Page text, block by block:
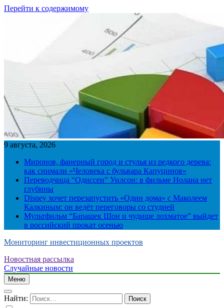
Перейти к содержимому
9 августа, 2026
Миронов, фанерный город и стулья из редкого дерева:
как снимали «Человека с бульвара Капуцинов»
Переводчица “Одиссеи” Уилсон: в фильме Нолана нет
глубины
Disney хочет перезапустить «Один дома» с Маколеем
Калкиным: он ведёт переговоры со студией
Мультфильм “Барашек Шон и чудище лохматое” выйдет
в российский прокат осенью
Мониторинг инвестиционных проектов
Новостная рассылка
Случайные новости
Меню
Найти: